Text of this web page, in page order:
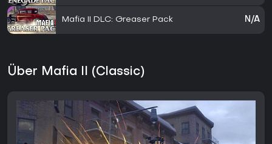
Mafia II DLC: Greaser Pack N/A
Über Mafia II (Classic)